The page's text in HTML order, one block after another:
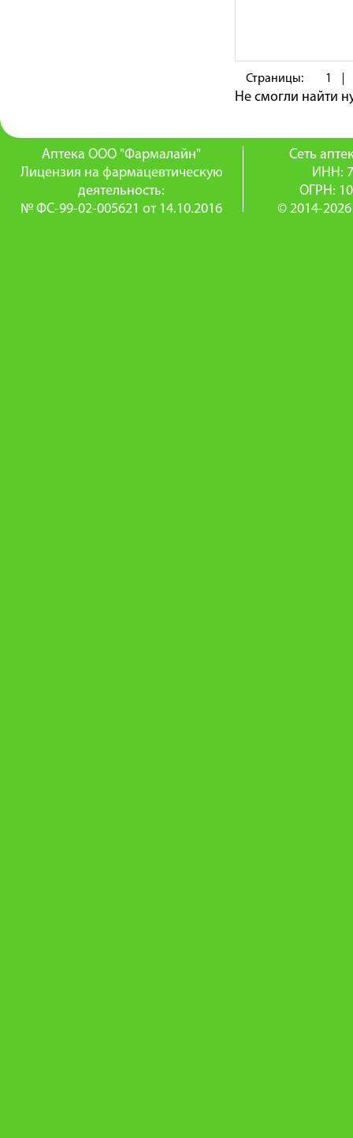
Страницы: 1
Не смогли найти
Аптека ООО "Фармалайн"
Лицензия на фармацевтическую
деятельность:
№ ФС-99-02-005621 от 14.10.2016
Сеть
ИНН:
ОГРН:
© 2014-